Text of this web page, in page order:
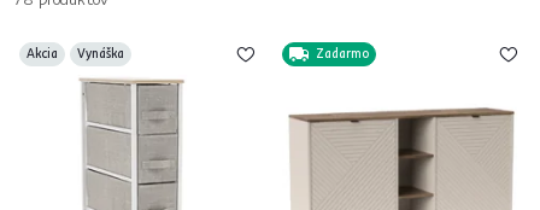
Akcia Vynáška Zadarmo